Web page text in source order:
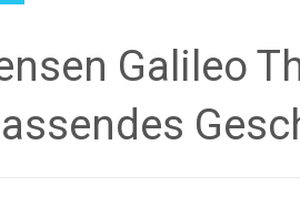
Galileo